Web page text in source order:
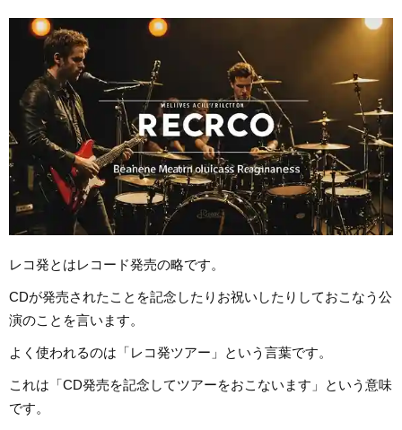
レコ発とはレコード発売の略です。
CDが発売されたことを記念したりお祝いしたりしておこなう公
演のことを言います。
よく使われるのは「レコ発ツアー」という言葉です。
これは「CD発売を記念してツアーをおこないます」という意味
です。